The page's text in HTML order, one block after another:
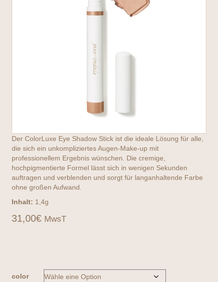
Der ColorLuxe Eye Shadow Stick ist die ideale Lösung für alle,
die sich ein unkompliziertes Augen-Make-up mit
professionellem Ergebnis wünschen. Die cremige,
hochpigmentierte Formel lässt sich in wenigen Sekunden
auftragen und verblenden und sorgt für langanhaltende Farbe
ohne großen Aufwand.
Inhalt: 1,4g
31,00€ MwsT
color